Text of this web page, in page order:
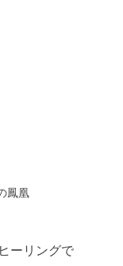
鳳凰
ーリングで